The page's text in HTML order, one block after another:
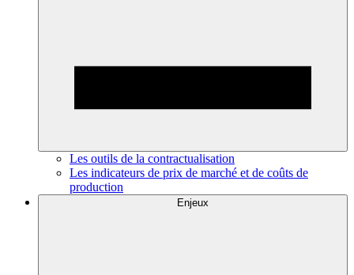
Les outils de la contractualisation
Les indicateurs de prix de marché et de coûts de
production
Enjeux